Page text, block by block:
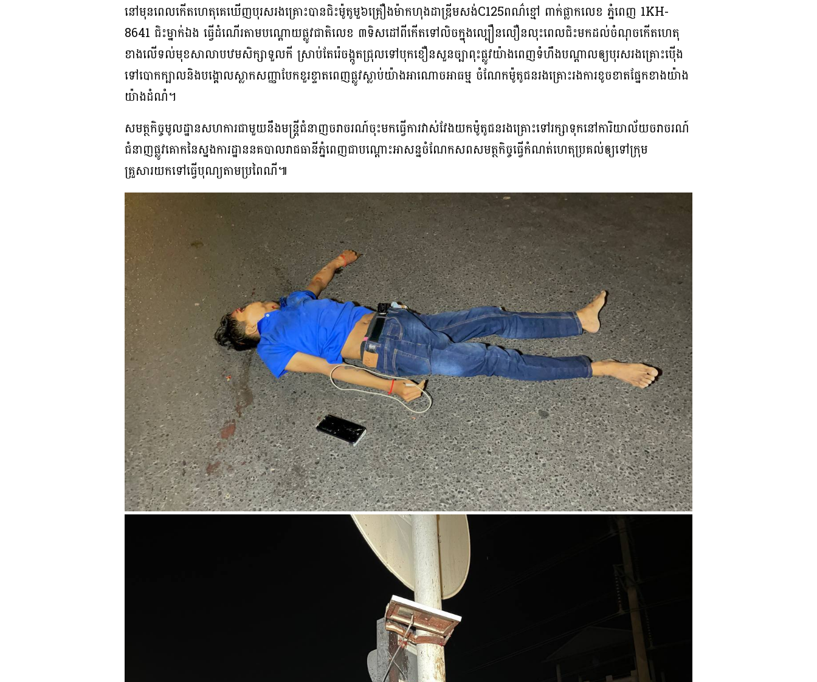
នៅមុនពេលកើតហេតុគេឃើញបុរសរងគ្រោះបានជិះម៉ូតូមួ៦គ្រឿងម៉ាកហុងដាឌ្រីមសង់C125ពណ៌ខ្មៅ ពាក់ផ្លាកលេខ ភ្នំពេញ 1KH-
8641 ជិះម្នាក់ឯង ធ្វើដំណើរតាមបណ្ដោយផ្លូវជាតិលេខ ៣ទិសដៅពីកើតទៅលិចក្នុងល្បឿនលឿនលុះពេលជិះមកដល់ចំណុចកើតហេតុ
ខាងលើទល់មុខសាលាបឋមសិក្សាទួលកី ស្រាប់តែរ៉េចង្កូតជ្រុលទៅបុកខឿនសួនច្បាពុះផ្លូវយ៉ាងពេញទំហឹងបណ្ដាលឲ្យបុរសរងគ្រោះប៉ើង
ទៅបោកក្បាលនិងបង្គោលស្លាកសញ្ញាបែកខួរខ្ទាតពេញផ្លូវស្លាប់យ៉ាងអាណោចអាធម្ម ចំណែកម៉ូតូជនរងគ្រោះរងការខូចខាតផ្នែកខាងយ៉ាង
យ៉ាងដំណំ។
សមត្ថកិច្ចមូលដ្ឋានសហការជាមួយនឹងមន្ត្រីជំនាញចរាចរណ៍ចុះមកធ្វើការវាស់វែងយកម៉ូតូជនរងគ្រោះទៅរក្សាទុកនៅការិយាល័យចរាចរណ៍
ជំនាញផ្លូវគោកនៃស្នងការដ្ឋាននគបាលរាជធានីភ្នំពេញជាបណ្ដោះអាសន្នចំណែកសពសមត្ថកិច្ចធ្វើកំណត់ហេតុប្រគល់ឲ្យទៅក្រុម
គ្រួសារយកទៅធ្វើបុណ្យតាមប្រពៃណី៕